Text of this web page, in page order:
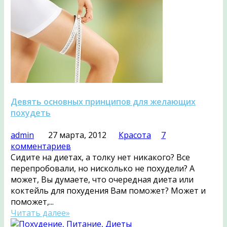
Девять основных принципов для желающих
похудеть
admin
27 марта, 2012 Красота
7
комментариев
Сидите на диетах, а толку нет никакого? Все
перепробовали, но нисколько не похудели? А
может, Вы думаете, что очередная диета или
коктейль для похудения Вам поможет? Может и
поможет,...
Читать далее»